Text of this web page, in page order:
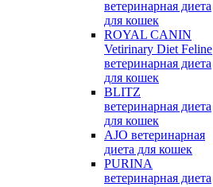
ветеринарная диета
для кошек
ROYAL CANIN
Vetirinary Diet Feline
ветеринарная диета
для кошек
BLITZ
ветеринарная диета
для кошек
AJO ветеринарная
диета для кошек
PURINA
ветеринарная диета